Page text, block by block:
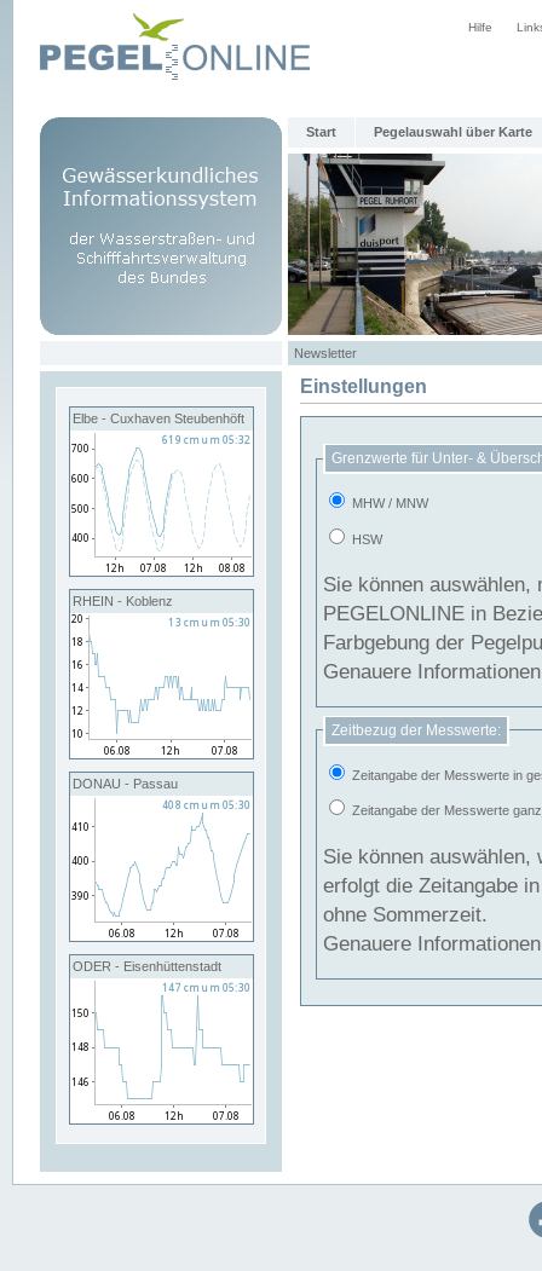
Hilfe
Start Pegelauswahl über Karte
Newsletter
Elbe - Cuxhaven Steubenhöft
RHEIN - Koblenz
DONAU - Passau
ODER - Eisenhüttenstadt
Einstellungen
Grenzwerte für Unter- &
MHW / MNW
HSW
Sie können
PEGELONLINE in Beziehung
Farbgebung der
Genauere
Zeitbezug der Messwerte:
Zeitangabe der Messwerte in
Zeitangabe der Messwerte
Sie können auswählen,
erfolgt die Zeitangabe
ohne Sommerzeit.
Genauere